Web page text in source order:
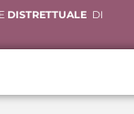
DISTRETTUALE DI